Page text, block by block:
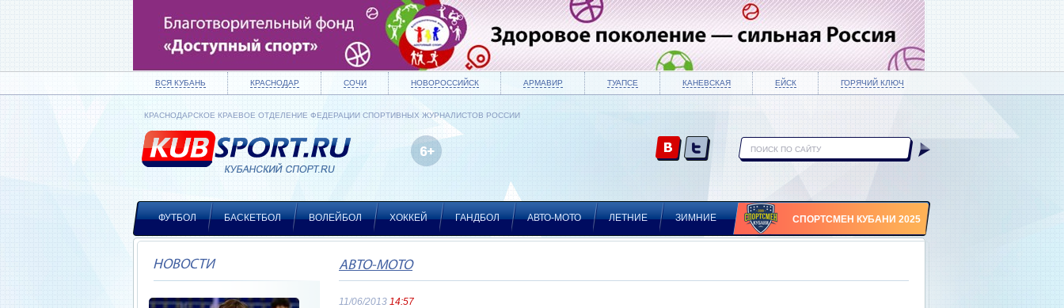
ВСЯ КУБАНЬ КРАСНОДАР СОЧИ НОВОРОССИЙСК АРМАВИР ТУАПСЕ КАНЕВСКАЯ ЕЙСК ГОРЯЧИЙ КЛЮЧ
КРАСНОДАРСКОЕ КРАЕВОЕ ОТДЕЛЕНИЕ ФЕДЕРАЦИИ СПОРТИВНЫХ ЖУРНАЛИСТОВ РОССИИ
ФУТБОЛ БАСКЕТБОЛ ВОЛЕЙБОЛ ХОККЕЙ ГАНДБОЛ АВТО-МОТО ЛЕТНИЕ ЗИМНИЕ СПОРТСМЕН КУБАНИ 2025
НОВОСТИ АВТО-МОТО
11/06/2013 14:57